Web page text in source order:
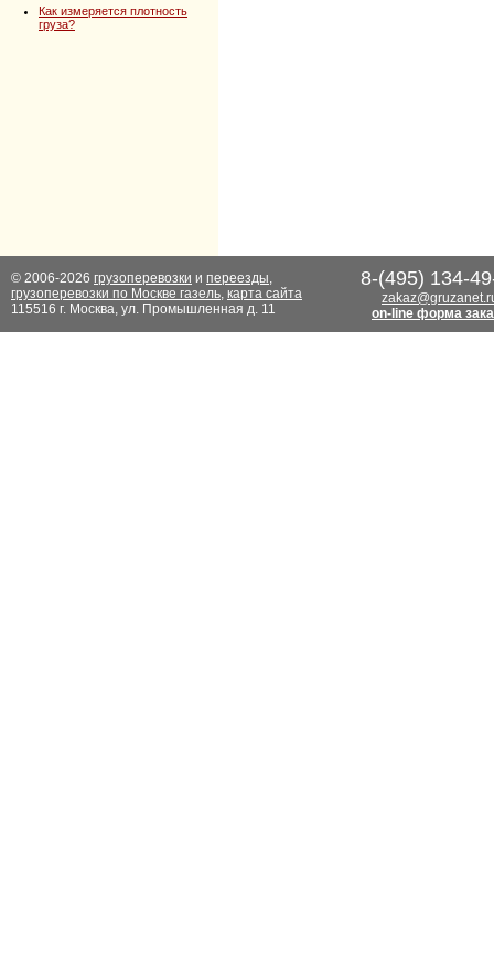
Как измеряется плотность
груза?
© 2006-2026 грузоперевозки и переезды,
грузоперевозки по Москве газель, карта сайта
115516 г. Москва, ул. Промышленная д. 11
8-(495) 134-
on-line форма